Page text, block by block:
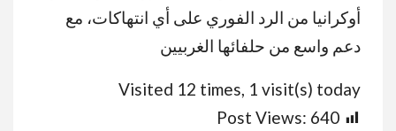
أوكرانيا من الرد الفوري على أي انتهاكات، مع
دعم واسع من حلفائها الغربيين
Visited 12 times, 1 visit(s) today
Post Views: 640